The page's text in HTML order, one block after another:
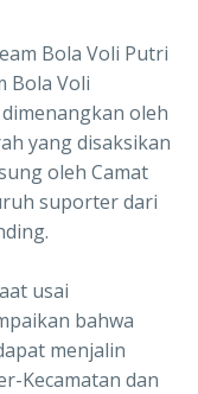
Bola Voli Putri
Bola Voli
oleh
yang disaksikan
oleh Camat
suporter dari
usai
bahwa
menjalin
Kecamatan dan